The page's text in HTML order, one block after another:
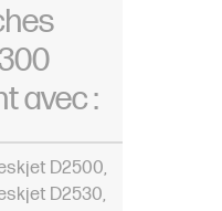
avec :
D2500,
D2530,